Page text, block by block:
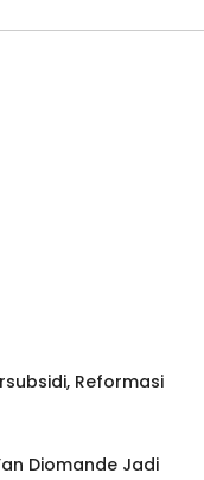
Reformasi
Diomande Jadi